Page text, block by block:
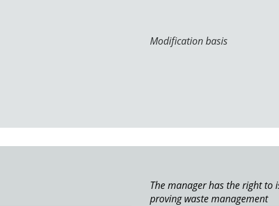
Modification basis
The manager has the right to
proving waste management